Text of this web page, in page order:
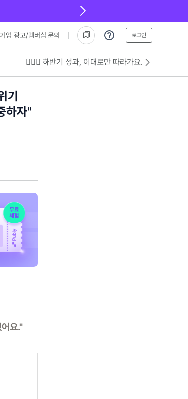
기업 광고/멤버십 문의 로그인
💁🏻‍♂️ 하반기 성과, 이대로만 따라가요.
기
하자"
요."